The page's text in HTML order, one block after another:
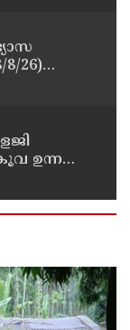
26)
ഉന്നതി